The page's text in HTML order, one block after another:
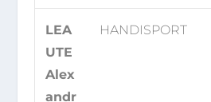
LEA
UTE
Alex
andr
HANDISPORT